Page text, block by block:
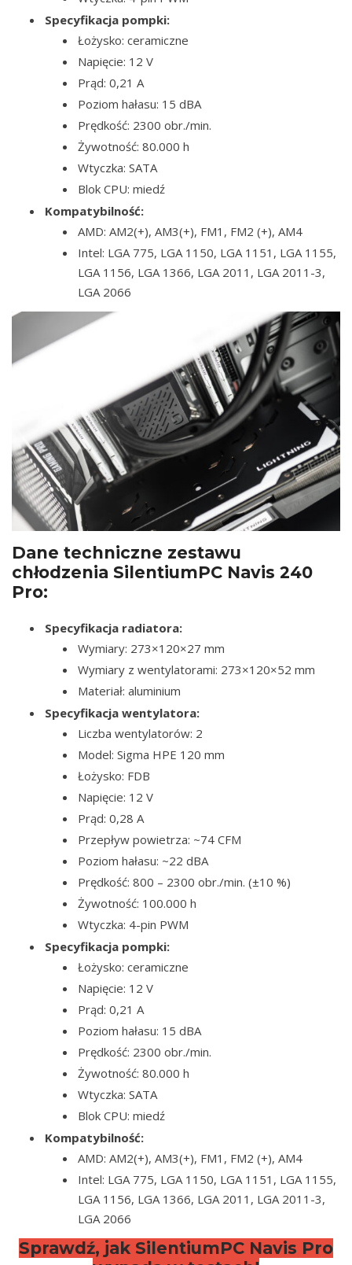
Specyfikacja pompki:
Łożysko: ceramiczne
Napięcie: 12 V
Prąd: 0,21 A
Poziom hałasu: 15 dBA
Prędkość: 2300 obr./min.
Żywotność: 80.000 h
Wtyczka: SATA
Blok CPU: miedź
Kompatybilność:
AMD: AM2(+), AM3(+), FM1, FM2 (+), AM4
Intel: LGA 775, LGA 1150, LGA 1151, LGA 1155,
LGA 1156, LGA 1366, LGA 2011, LGA 2011-3,
LGA 2066
Dane techniczne zestawu
chłodzenia SilentiumPC Navis 240
Pro:
Specyfikacja radiatora:
Wymiary: 273×120×27 mm
Wymiary z wentylatorami: 273×120×52 mm
Materiał: aluminium
Specyfikacja wentylatora:
Liczba wentylatorów: 2
Model: Sigma HPE 120 mm
Łożysko: FDB
Napięcie: 12 V
Prąd: 0,28 A
Przepływ powietrza: ~74 CFM
Poziom hałasu: ~22 dBA
Prędkość: 800 – 2300 obr./min. (±10 %)
Żywotność: 100.000 h
Wtyczka: 4-pin PWM
Specyfikacja pompki:
Łożysko: ceramiczne
Napięcie: 12 V
Prąd: 0,21 A
Poziom hałasu: 15 dBA
Prędkość: 2300 obr./min.
Żywotność: 80.000 h
Wtyczka: SATA
Blok CPU: miedź
Kompatybilność:
AMD: AM2(+), AM3(+), FM1, FM2 (+), AM4
Intel: LGA 775, LGA 1150, LGA 1151, LGA 1155,
LGA 1156, LGA 1366, LGA 2011, LGA 2011-3,
LGA 2066
Sprawdź, jak SilentiumPC Navis Pro